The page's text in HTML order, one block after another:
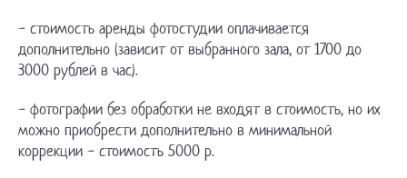
- стоимость аренды фотостудии оплачивается
дополнительно (зависит от выбранного зала, от 1700 до
3000 рублей в час).
- фотографии без обработки не входят в стоимость, но их
можно приобрести дополнительно в минимальной
коррекции - стоимость 5000 р.